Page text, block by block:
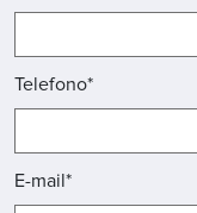
Telefono*
E-mail*